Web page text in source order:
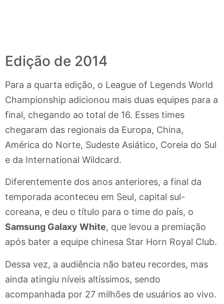
Edição de 2014
Para a quarta edição, o League of Legends World
Championship adicionou mais duas equipes para a
final, chegando ao total de 16. Esses times
chegaram das regionais da Europa, China,
América do Norte, Sudeste Asiático, Coreia do Sul
e da International Wildcard.
Diferentemente dos anos anteriores, a final da
temporada aconteceu em Seul, capital sul-
coreana, e deu o título para o time do país, o
Samsung Galaxy White, que levou a premiação
após bater a equipe chinesa Star Horn Royal Club.
Dessa vez, a audiência não bateu recordes, mas
ainda atingiu níveis altíssimos, sendo
acompanhada por 27 milhões de usuários ao vivo.